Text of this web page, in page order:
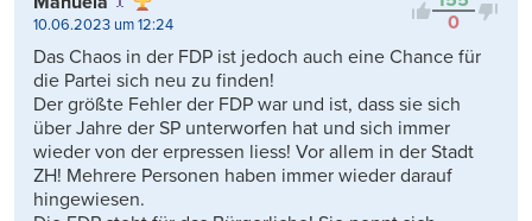
0
10.06.2023 um 12:24
Das Chaos in der FDP ist jedoch auch eine Chance für
die Partei sich neu zu finden!
Der größte Fehler der FDP war und ist, dass sie sich
über Jahre der SP unterworfen hat und sich immer
wieder von der erpressen liess! Vor allem in der Stadt
ZH! Mehrere Personen haben immer wieder darauf
hingewiesen.